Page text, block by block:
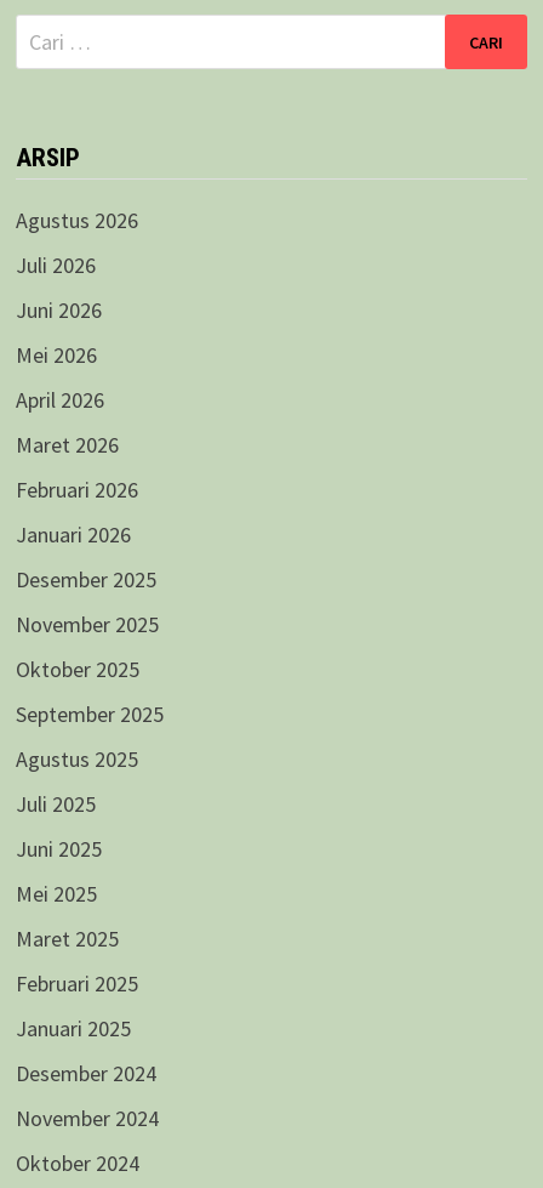
Cari
untuk:
ARSIP
Agustus 2026
Juli 2026
Juni 2026
Mei 2026
April 2026
Maret 2026
Februari 2026
Januari 2026
Desember 2025
November 2025
Oktober 2025
September 2025
Agustus 2025
Juli 2025
Juni 2025
Mei 2025
Maret 2025
Februari 2025
Januari 2025
Desember 2024
November 2024
Oktober 2024